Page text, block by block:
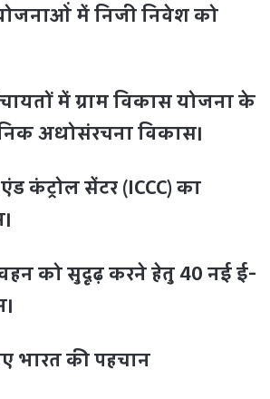
में निजी निवेश को
में ग्राम विकास योजना के
अधोसंरचना विकास।
कंट्रोल सेंटर (ICCC) का
को सुदृढ़ करने हेतु 40 नई ई-
भारत की पहचान